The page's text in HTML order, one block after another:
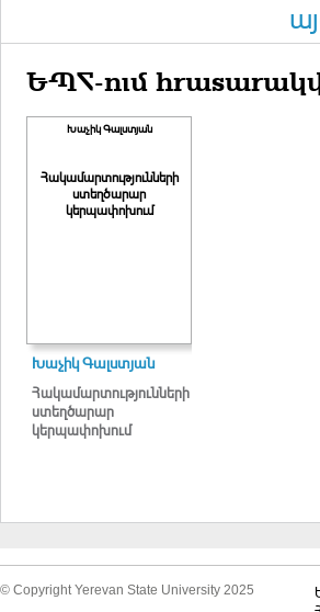
ԵՊՀ-ում
Խաչիկ Գալստյան
Հակամարտությունների
ստեղծարար
կերպափոխում
Խաչիկ Գալստյան
Հակամարտությունների
ստեղծարար
կերպափոխում
© Copyright Yerevan State University 2025